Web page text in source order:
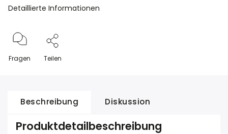
Detaillierte Informationen
Fragen Teilen
Beschreibung Diskussion
Produktdetailbeschreibung